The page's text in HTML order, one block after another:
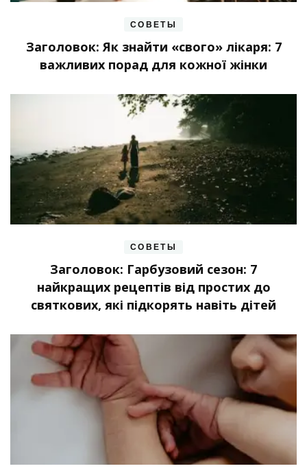
СОВЕТЫ
Заголовок: Як знайти «свого» лікаря: 7
важливих порад для кожної жінки
СОВЕТЫ
Заголовок: Гарбузовий сезон: 7
найкращих рецептів від простих до
святкових, які підкорять навіть дітей